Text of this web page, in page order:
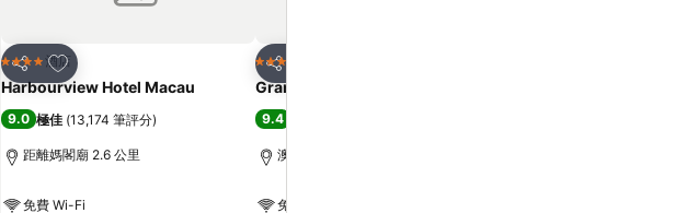
分享
放到收藏夾
4 星級 酒店
Harbourview Hotel Macau
9.0 極佳 (13,174 筆評分)
距離媽閣廟 2.6 公里
免費 Wi-Fi
分享
5 星級
Grand Lisboa Palace Macau
9.4
澳門, 距離市中心 7.0 公里
免費 Wi-Fi